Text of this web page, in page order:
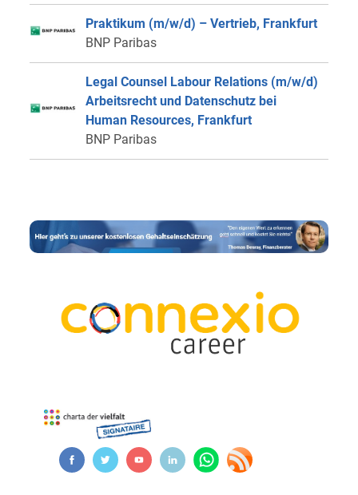
Praktikum (m/w/d) – Vertrieb, Frankfurt
BNP Paribas
Legal Counsel Labour Relations (m/w/d)
Arbeitsrecht und Datenschutz bei
Human Resources, Frankfurt
BNP Paribas